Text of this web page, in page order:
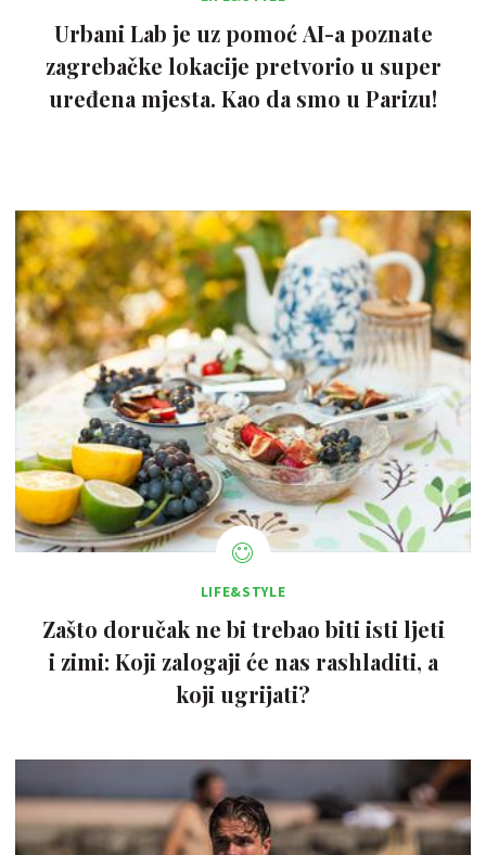
Urbani Lab je uz pomoć AI-a poznate
zagrebačke lokacije pretvorio u super
uređena mjesta. Kao da smo u Parizu!
LIFE&STYLE
Zašto doručak ne bi trebao biti isti ljeti
i zimi: Koji zalogaji će nas rashladiti, a
koji ugrijati?